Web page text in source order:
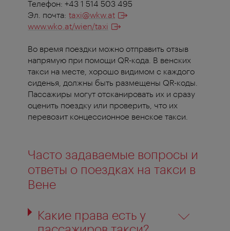
Телефон: +43 1 514 503 495
Эл. почта: taxi@wkw.at
www.wko.at/wien/taxi
Во время поездки можно отправить отзыв
напрямую при помощи QR-кода. В венских
такси на месте, хорошо видимом с каждого
сиденья, должны быть размещены QR-коды.
Пассажиры могут отсканировать их и сразу
оценить поездку или проверить, что их
перевозит концессионное венское такси.
Часто задаваемые вопросы и
ответы о поездках на такси в
Вене
Какие права есть у